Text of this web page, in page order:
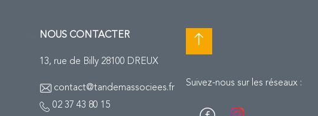
NOUS CONTACTER
13, rue de Billy 28100 DREUX
contact@tandemassociees.fr
02 37 43 80 15
Suivez-nous sur les réseaux :